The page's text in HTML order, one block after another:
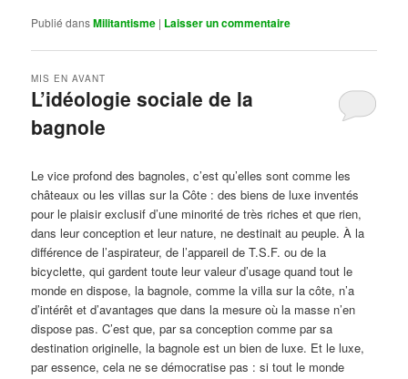
Publié dansMilitantisme | Laisser un commentaire
L’idéologie sociale de la
bagnole
MIS EN AVANT
Le vice profond des bagnoles, c’est qu’elles sont comme les
châteaux ou les villas sur la Côte : des biens de luxe inventés
pour le plaisir exclusif d’une minorité de très riches et que rien,
dans leur conception et leur nature, ne destinait au peuple. À la
différence de l’aspirateur, de l’appareil de T.S.F. ou de la
bicyclette, qui gardent toute leur valeur d’usage quand tout le
monde en dispose, la bagnole, comme la villa sur la côte, n’a
d’intérêt et d’avantages que dans la mesure où la masse n’en
dispose pas. C’est que, par sa conception comme par sa
destination originelle, la bagnole est un bien de luxe. Et le luxe,
par essence, cela ne se démocratise pas : si tout le monde